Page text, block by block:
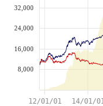
12/01/01 14/01/
8,000
16,000
24,000
32,000